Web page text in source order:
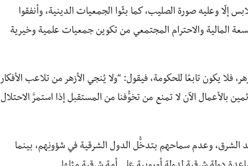
إلّا وعليه صورة الصليب، كما بثّوا الجمعيات الدينية، وأنفقوا
المالية والاحترام المجتمعي من تكوين جمعيات علمية وخيرية
يكون تابعًا للحكومة، فيقول: “ولا يُنجي الأزهر من تلاعب الأفكار
بالأعمال الآن لا تمنع من تخوُّفِنا من المستقبل إذا استمرَّ الاحتلال
الشرق، وعدم سماحهم بتدخُّل الدول الشرقية في شؤونِهم، بينما